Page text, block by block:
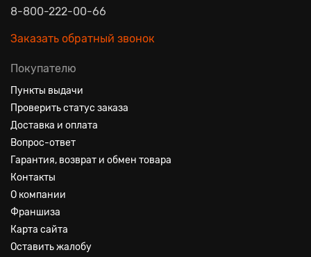
8-800-222-00-66
Заказать обратный звонок
Покупателю
Пункты выдачи
Проверить статус заказа
Доставка и оплата
Вопрос-ответ
Гарантия, возврат и обмен товара
Контакты
О компании
Франшиза
Карта сайта
Оставить жалобу